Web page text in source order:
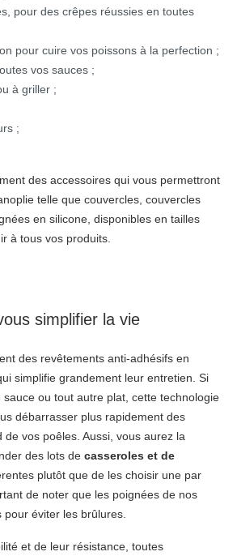
pour des crêpes réussies en toutes
pour cuire vos poissons à la perfection ;
vos sauces ;
à griller ;
;
des accessoires qui vous permettront
telle que couvercles, couvercles
en silicone, disponibles en tailles
à tous vos produits.
simplifier la vie
des revêtements anti-adhésifs en
simplifie grandement leur entretien. Si
ou tout autre plat, cette technologie
débarrasser plus rapidement des
de vos poêles. Aussi, vous aurez la
des lots de casseroles et de
plutôt que de les choisir une par
de noter que les poignées de nos
pour éviter les brûlures.
et de leur résistance, toutes